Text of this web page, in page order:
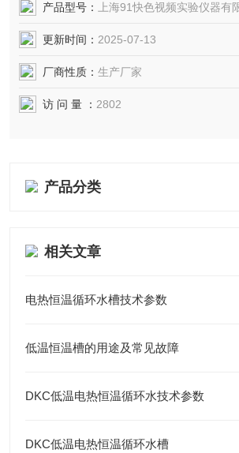
产品型号： 上海91快色视频实验仪器有
更新时间： 2025-07-13
厂商性质： 生产厂家
访 问 量 ： 2802
产品分类
相关文章
电热恒温循环水槽技术参数
低温恒温槽的用途及常见故障
DKC低温电热恒温循环水技术参数
DKC低温电热恒温循环水槽